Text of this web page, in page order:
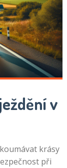
v
krásy
při